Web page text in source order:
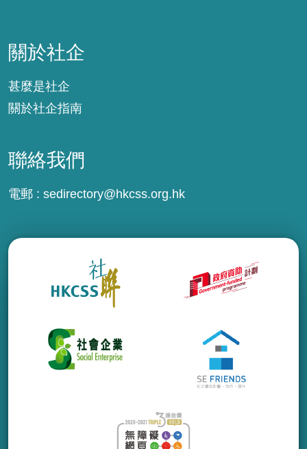
關於社企
甚麼是社企
關於社企指南
聯絡我們
電郵 : sedirectory@hkcss.org.hk